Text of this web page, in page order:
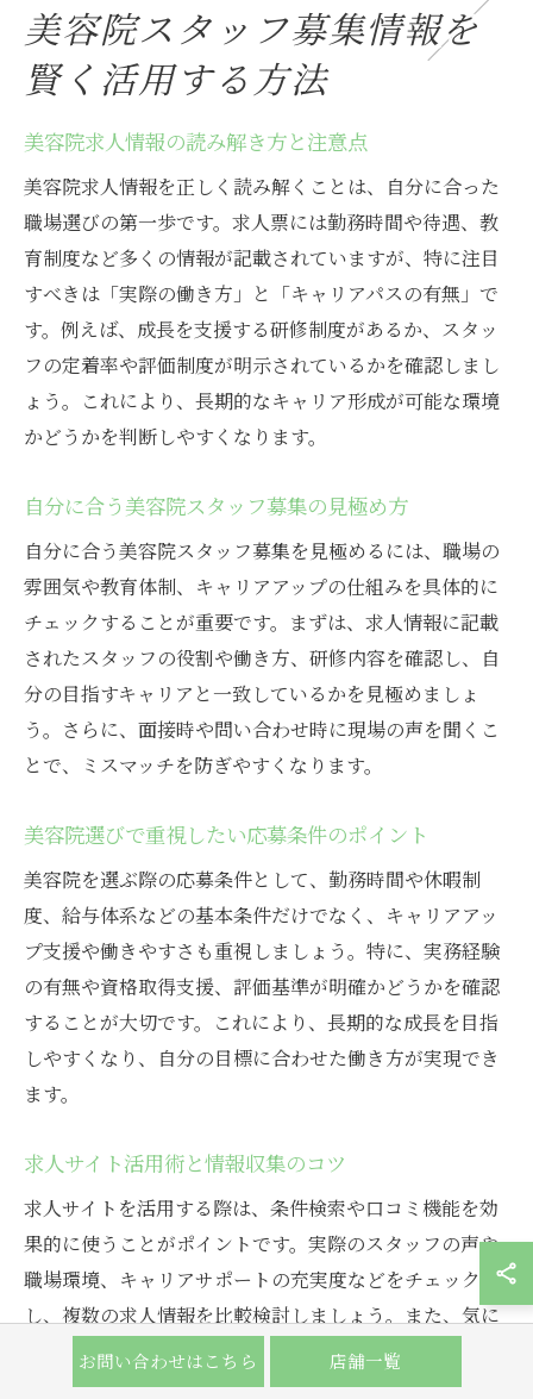
美容院スタッフ募集情報を
賢く活用する方法
美容院求人情報の読み解き方と注意点
美容院求人情報を正しく読み解くことは、自分に合った
職場選びの第一歩です。求人票には勤務時間や待遇、教
育制度など多くの情報が記載されていますが、特に注目
すべきは「実際の働き方」と「キャリアパスの有無」で
す。例えば、成長を支援する研修制度があるか、スタッ
フの定着率や評価制度が明示されているかを確認しまし
ょう。これにより、長期的なキャリア形成が可能な環境
かどうかを判断しやすくなります。
自分に合う美容院スタッフ募集の見極め方
自分に合う美容院スタッフ募集を見極めるには、職場の
雰囲気や教育体制、キャリアアップの仕組みを具体的に
チェックすることが重要です。まずは、求人情報に記載
されたスタッフの役割や働き方、研修内容を確認し、自
分の目指すキャリアと一致しているかを見極めましょ
う。さらに、面接時や問い合わせ時に現場の声を聞くこ
とで、ミスマッチを防ぎやすくなります。
美容院選びで重視したい応募条件のポイント
美容院を選ぶ際の応募条件として、勤務時間や休暇制
度、給与体系などの基本条件だけでなく、キャリアアッ
プ支援や働きやすさも重視しましょう。特に、実務経験
の有無や資格取得支援、評価基準が明確かどうかを確認
することが大切です。これにより、長期的な成長を目指
しやすくなり、自分の目標に合わせた働き方が実現でき
ます。
求人サイト活用術と情報収集のコツ
求人サイトを活用する際は、条件検索や口コミ機能を効
果的に使うことがポイントです。実際のスタッフの声や
職場環境、キャリアサポートの充実度などをチェック
し、複数の求人情報を比較検討しましょう。また、気に
なる点は直接問い合わせることで、よりリアルな情報を
得ることができます。定期的な情報収集で、理想の職場
お問い合わせはこちら 店舗一覧